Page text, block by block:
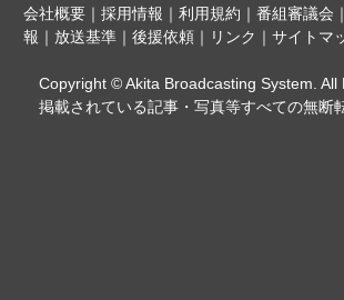
会社概要｜ 採用情報 ｜ 利用規約 ｜ 番組審議会 ｜
報 ｜ 放送基準 ｜ 後援依頼 ｜ リンク ｜ サイトマ
Copyright © Akita Broadcasting System. All
掲載されている記事・写真等すべての無断